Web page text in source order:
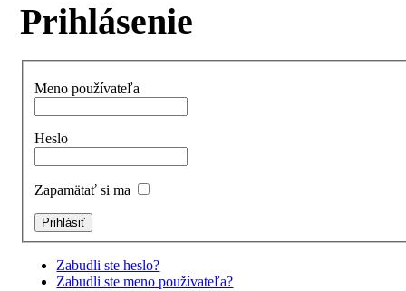
Prihlásenie
Meno používateľa
Heslo
Zapamätať si ma
Zabudli ste heslo?
Zabudli ste meno používateľa?